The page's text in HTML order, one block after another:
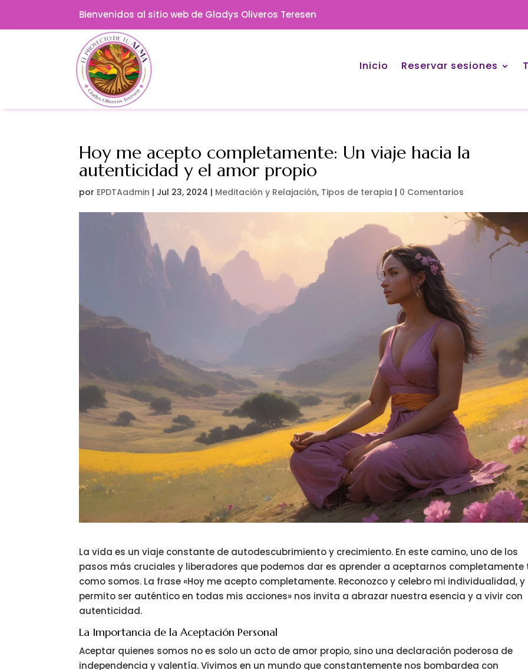
Bienvenidos al sitio web de Gladys Oliveros Teresen
Inicio Reservar sesiones
Hoy me acepto completamente: Un viaje hacia la
autenticidad y el amor propio
por EPDTAadmin | Jul 23, 2024 | Meditación y Relajación, Tipos de terapia | 0 Comentarios
La vida es un viaje constante de autodescubrimiento y crecimiento. En este camino, uno de los
pasos más cruciales y liberadores que podemos dar es aprender a aceptarnos completamente
como somos. La frase «Hoy me acepto completamente. Reconozco y celebro mi individualidad, y
permito ser auténtico en todas mis acciones» nos invita a abrazar nuestra esencia y a vivir con
autenticidad.
La Importancia de la Aceptación Personal
Aceptar quienes somos no es solo un acto de amor propio, sino una declaración poderosa de
independencia y valentía. Vivimos en un mundo que constantemente nos bombardea con